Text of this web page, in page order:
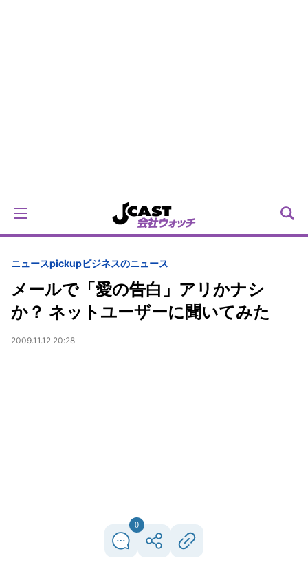
ニュースpickupビジネスのニュース
メールで「愛の告白」アリかナシ
か？ ネットユーザーに聞いてみた
2009.11.12 20:28
0